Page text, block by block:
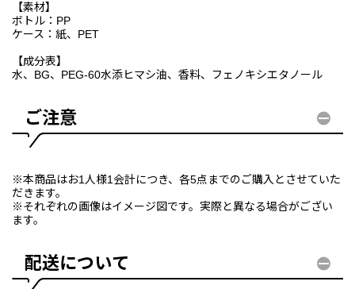
【素材】
ボトル：PP
ケース：紙、PET
【成分表】
水、BG、PEG-60水添ヒマシ油、香料、フェノキシエタノール
ご注意
※本商品はお1人様1会計につき、各5点までのご購入とさせていた
だきます。
※それぞれの画像はイメージ図です。実際と異なる場合がござい
ます。
配送について